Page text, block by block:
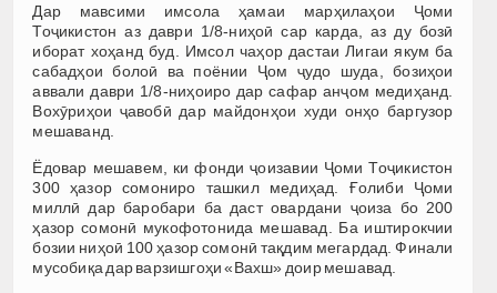
Дар мавсими имсола ҳамаи марҳилаҳои Ҷоми
Тоҷикистон аз даври 1/8-ниҳоӣ сар карда, аз ду бозӣ
иборат хоҳанд буд. Имсол чаҳор дастаи Лигаи якум ба
сабадҳои болоӣ ва поёнии Ҷом ҷудо шуда, бозиҳои
аввали даври 1/8-ниҳоиро дар сафар анҷом медиҳанд.
Вохӯриҳои ҷавобӣ дар майдонҳои худи онҳо баргузор
мешаванд.
Ёдовар мешавем, ки фонди ҷоизавии Ҷоми Тоҷикистон
300 ҳазор сомониро ташкил медиҳад. Ғолиби Ҷоми
миллӣ дар баробари ба даст овардани ҷоиза бо 200
ҳазор сомонӣ мукофотонида мешавад. Ба иштирокчии
бозии ниҳоӣ 100 ҳазор сомонӣ тақдим мегардад. Финали
мусобиқа дар варзишгоҳи «Вахш» доир мешавад.